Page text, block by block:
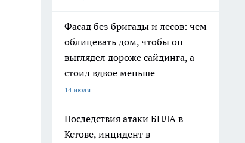
Фасад без бригады и лесов: чем
облицевать дом, чтобы он
выглядел дороже сайдинга, а
стоил вдвое меньше
14 июля
Последствия атаки БПЛА в
Кстове, инцидент в